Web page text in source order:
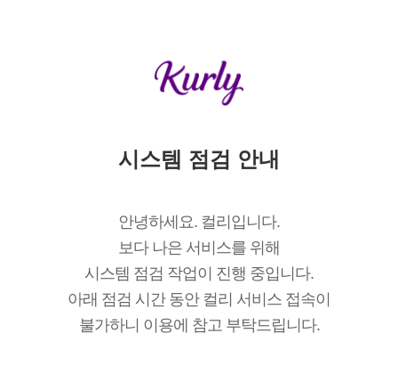
시스템 점검 안내
안녕하세요. 컬리입니다.
보다 나은 서비스를 위해
시스템 점검 작업이 진행 중입니다.
아래 점검 시간 동안 컬리 서비스 접속이
불가하니 이용에 참고 부탁드립니다.